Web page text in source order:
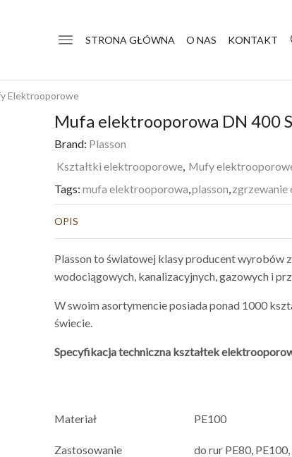
STRONA GŁÓWNA O NAS KONTAKT
Elektrooporowe
Mufa elektrooporowa DN 400
Brand: Plasson
Kształtki elektrooporowe, Mufy
Tags: mufa elektrooporowa,plasson,
OPIS
Plasson to światowej klasy producent wyrobów
wodociągowych, kanalizacyjnych, gazowych i
W swoim asortymencie posiada ponad 1000
świecie.
Specyfikacja techniczna kształtek
Materiał PE100
Zastosowanie do rur PE80,